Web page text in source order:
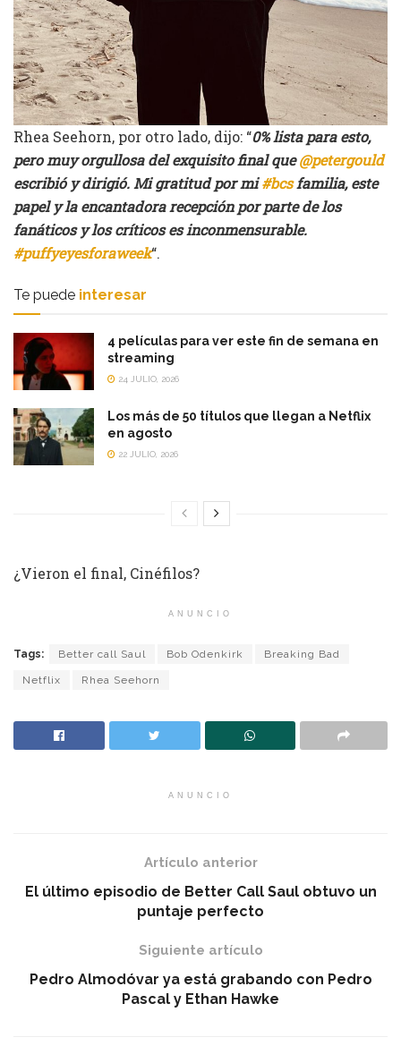
Rhea Seehorn, por otro lado, dijo: “0% lista para esto,
pero muy orgullosa del exquisito final que@petergould
escribió y dirigió. Mi gratitud por mi#bcsfamilia, este
papel y la encantadora recepción por parte de los
fanáticos y los críticos es inconmensurable.
#puffyeyesforaweek“.
Te puede interesar
4 películas para ver este fin de semana en
streaming
24 JULIO, 2026
Los más de 50 títulos que llegan a Netflix
en agosto
22 JULIO, 2026
¿Vieron el final, Cinéfilos?
ANUNCIO
Tags: Better call Saul Bob Odenkirk Breaking Bad
Netflix Rhea Seehorn
ANUNCIO
Artículo anterior
El último episodio de Better Call Saul obtuvo un
puntaje perfecto
Siguiente artículo
Pedro Almodóvar ya está grabando con Pedro
Pascal y Ethan Hawke